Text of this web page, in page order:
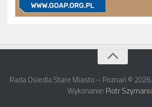
Rada Osiedla Stare Miasto – Poznań ©
Wykonanie: Piotr